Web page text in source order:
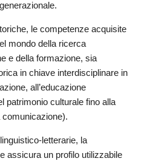
le competenze acquisite
mondo della ricerca
e della formazione, sia
in chiave interdisciplinare in
all’educazione
patrimonio culturale fino alla
letterarie, la
assicura un profilo utilizzabile